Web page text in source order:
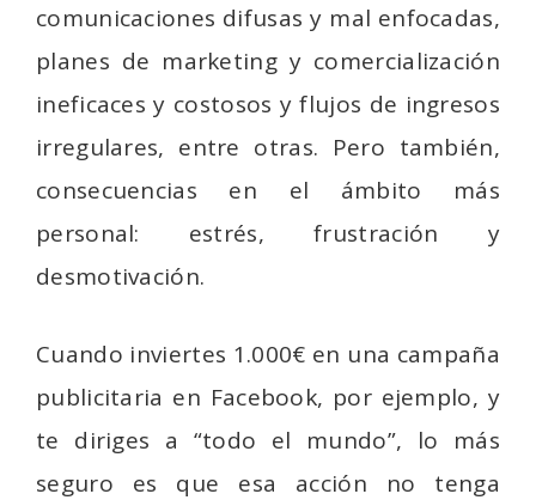
comunicaciones difusas y mal enfocadas,
planes de marketing y comercialización
ineficaces y costosos y flujos de ingresos
irregulares, entre otras. Pero también,
consecuencias en el ámbito más
personal: estrés, frustración y
desmotivación.
Cuando inviertes 1.000€ en una campaña
publicitaria en Facebook, por ejemplo, y
te diriges a “todo el mundo”, lo más
seguro es que esa acción no tenga